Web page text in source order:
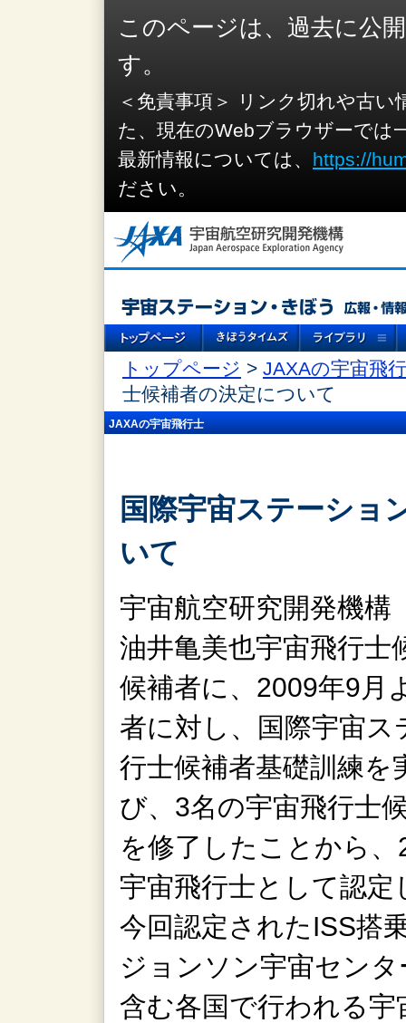
このページは、過去に公
す。
＜免責事項＞ リンク切れや古
た、現在のWebブラウザーでは
最新情報については、 https://
ださい。
トップページ > JAXAの宇宙飛
士候補者の決定について
JAXAの宇宙飛行士
国際宇宙ステーショ
いて
宇宙航空研究開発機構
油井亀美也宇宙飛行士
候補者に、2009年9月
者に対し、国際宇宙
行士候補者基礎訓練
び、3名の宇宙飛行士
を修了したことから
宇宙飛行士として認定
今回認定されたISS搭
ジョンソン宇宙セン
含む各国で行われる